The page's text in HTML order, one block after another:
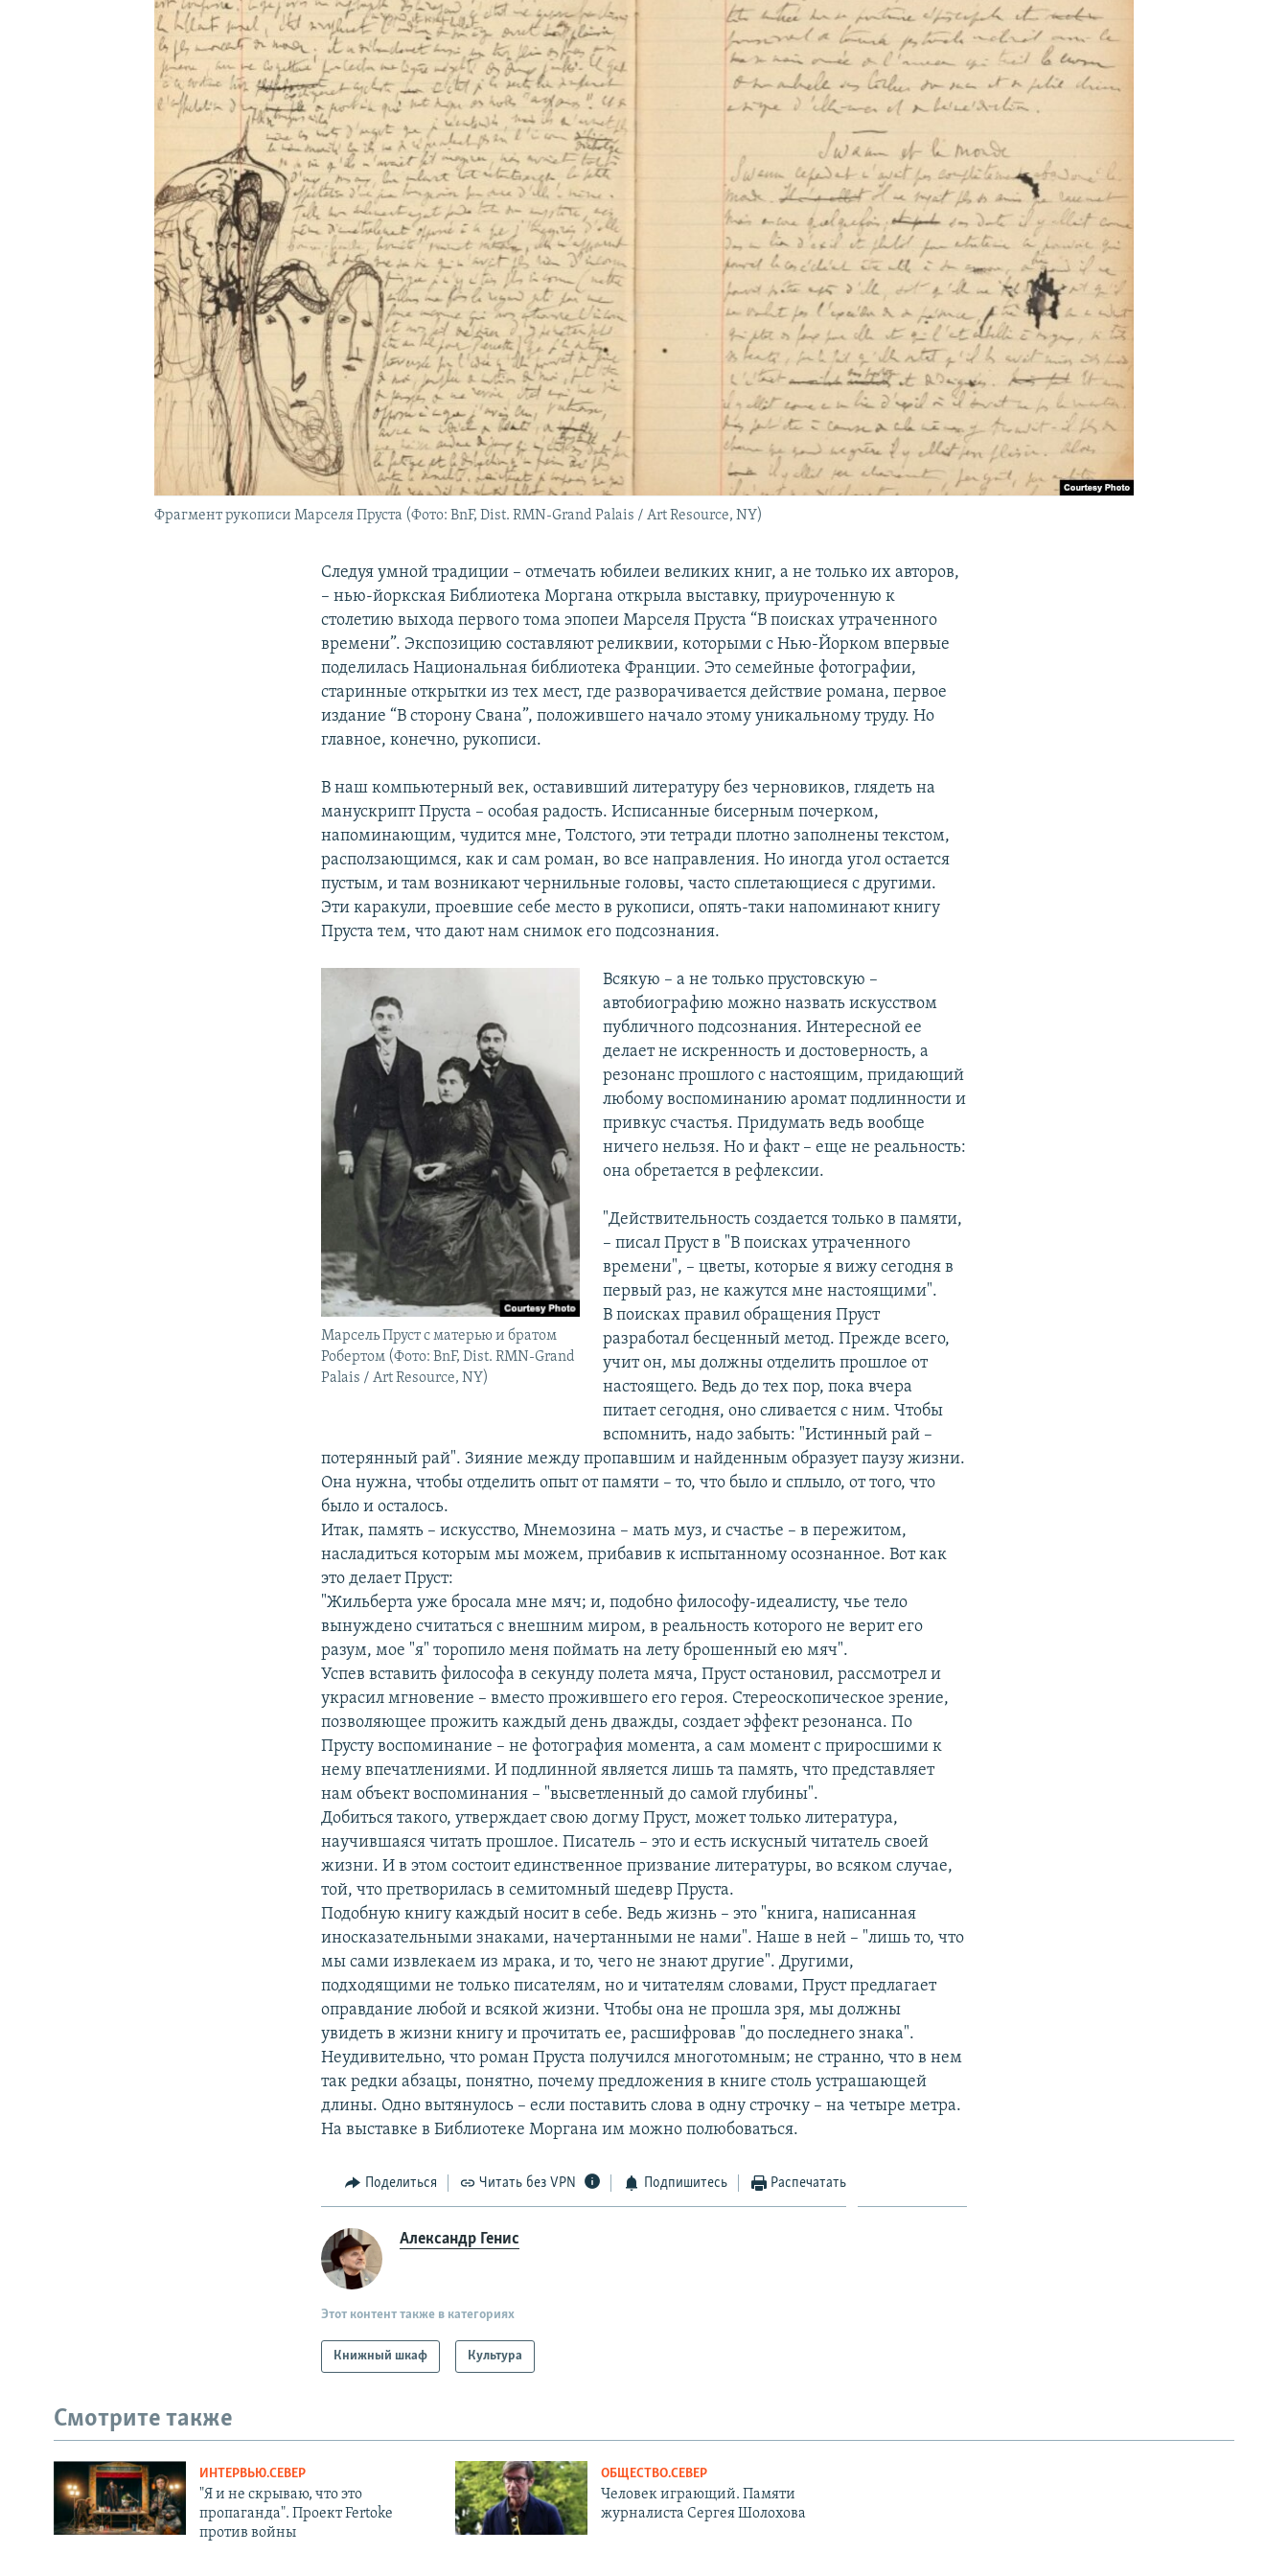
ПОДПИШИТЕСЬ НА РАССЫЛКУ
Фрагмент рукописи Марселя Пруста (Фото: BnF, Dist. RMN-Grand Palais / Art Resource, NY)
Следуя умной традиции – отмечать юбилеи великих книг, а не только их авторов,
– нью-йоркская Библиотека Моргана открыла выставку, приуроченную к
столетию выхода первого тома эпопеи Марселя Пруста “В поисках утраченного
времени”. Экспозицию составляют реликвии, которыми с Нью-Йорком впервые
поделилась Национальная библиотека Франции. Это семейные фотографии,
старинные открытки из тех мест, где разворачивается действие романа, первое
издание “В сторону Свана”, положившего начало этому уникальному труду. Но
главное, конечно, рукописи.
В наш компьютерный век, оставивший литературу без черновиков, глядеть на
манускрипт Пруста – особая радость. Исписанные бисерным почерком,
напоминающим, чудится мне, Толстого, эти тетради плотно заполнены текстом,
расползающимся, как и сам роман, во все направления. Но иногда угол остается
пустым, и там возникают чернильные головы, часто сплетающиеся с другими.
Эти каракули, проевшие себе место в рукописи, опять-таки напоминают книгу
Пруста тем, что дают нам снимок его подсознания.
Марсель Пруст с матерью и братом
Робертом (Фото: BnF, Dist. RMN-Grand
Palais / Art Resource, NY)
Всякую – а не только прустовскую –
автобиографию можно назвать искусством
публичного подсознания. Интересной ее
делает не искренность и достоверность, а
резонанс прошлого с настоящим, придающий
любому воспоминанию аромат подлинности и
привкус счастья. Придумать ведь вообще
ничего нельзя. Но и факт – еще не реальность:
она обретается в рефлексии.
"Действительность создается только в памяти,
– писал Пруст в "В поисках утраченного
времени", – цветы, которые я вижу сегодня в
первый раз, не кажутся мне настоящими".
В поисках правил обращения Пруст
разработал бесценный метод. Прежде всего,
учит он, мы должны отделить прошлое от
настоящего. Ведь до тех пор, пока вчера
питает сегодня, оно сливается с ним. Чтобы
вспомнить, надо забыть: "Истинный рай –
потерянный рай". Зияние между пропавшим и найденным образует паузу жизни.
Она нужна, чтобы отделить опыт от памяти – то, что было и сплыло, от того, что
было и осталось.
Итак, память – искусство, Мнемозина – мать муз, и счастье – в пережитом,
насладиться которым мы можем, прибавив к испытанному осознанное. Вот как
это делает Пруст:
"Жильберта уже бросала мне мяч; и, подобно философу-идеалисту, чье тело
вынуждено считаться с внешним миром, в реальность которого не верит его
разум, мое "я" торопило меня поймать на лету брошенный ею мяч".
Успев вставить философа в секунду полета мяча, Пруст остановил, рассмотрел и
украсил мгновение – вместо прожившего его героя. Стереоскопическое зрение,
позволяющее прожить каждый день дважды, создает эффект резонанса. По
Прусту воспоминание – не фотография момента, а сам момент с приросшими к
нему впечатлениями. И подлинной является лишь та память, что представляет
нам объект воспоминания – "высветленный до самой глубины".
Добиться такого, утверждает свою догму Пруст, может только литература,
научившаяся читать прошлое. Писатель – это и есть искусный читатель своей
жизни. И в этом состоит единственное призвание литературы, во всяком случае,
той, что претворилась в семитомный шедевр Пруста.
Подобную книгу каждый носит в себе. Ведь жизнь – это "книга, написанная
иносказательными знаками, начертанными не нами". Наше в ней – "лишь то, что
мы сами извлекаем из мрака, и то, чего не знают другие". Другими,
подходящими не только писателям, но и читателям словами, Пруст предлагает
оправдание любой и всякой жизни. Чтобы она не прошла зря, мы должны
увидеть в жизни книгу и прочитать ее, расшифровав "до последнего знака".
Неудивительно, что роман Пруста получился многотомным; не странно, что в нем
так редки абзацы, понятно, почему предложения в книге столь устрашающей
длины. Одно вытянулось – если поставить слова в одну строчку – на четыре метра.
На выставке в Библиотеке Моргана им можно полюбоваться.
Поделиться Читать без VPN Подпишитесь Распечатать
Александр Генис
Этот контент также в категориях
Книжный шкаф Культура
Смотрите также
ИНТЕРВЬЮ.СЕВЕР
"Я и не скрываю, что это
пропаганда". Проект Fertoke
против войны
ОБЩЕСТВО.СЕВЕР
Человек играющий. Памяти
журналиста Сергея Шолохова